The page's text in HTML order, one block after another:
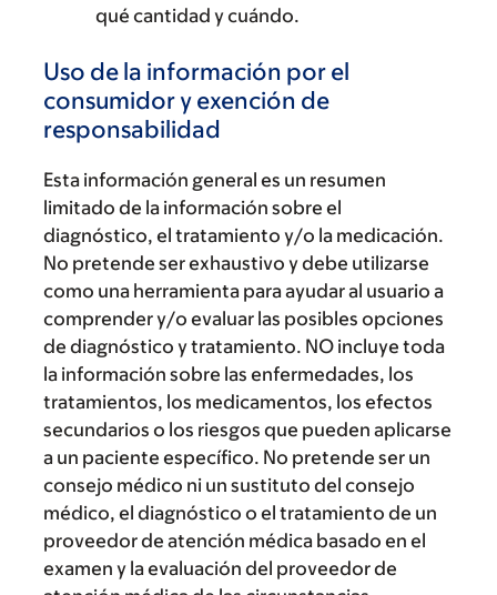
qué cantidad y cuándo.
Uso de la información por el
consumidor y exención de
responsabilidad
Esta información general es un resumen
limitado de la información sobre el
diagnóstico, el tratamiento y/o la medicación.
No pretende ser exhaustivo y debe utilizarse
como una herramienta para ayudar al usuario a
comprender y/o evaluar las posibles opciones
de diagnóstico y tratamiento. NO incluye toda
la información sobre las enfermedades, los
tratamientos, los medicamentos, los efectos
secundarios o los riesgos que pueden aplicarse
a un paciente específico. No pretende ser un
consejo médico ni un sustituto del consejo
médico, el diagnóstico o el tratamiento de un
proveedor de atención médica basado en el
examen y la evaluación del proveedor de